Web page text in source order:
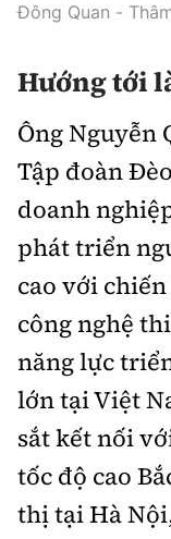
Đông Quan -
Hướng tới
Ông Nguyễn
Tập đoàn
doanh
phát triển
cao với
công nghệ
năng lực
lớn tại Việt
sắt kết nối
tốc độ cao
thịtại Hà